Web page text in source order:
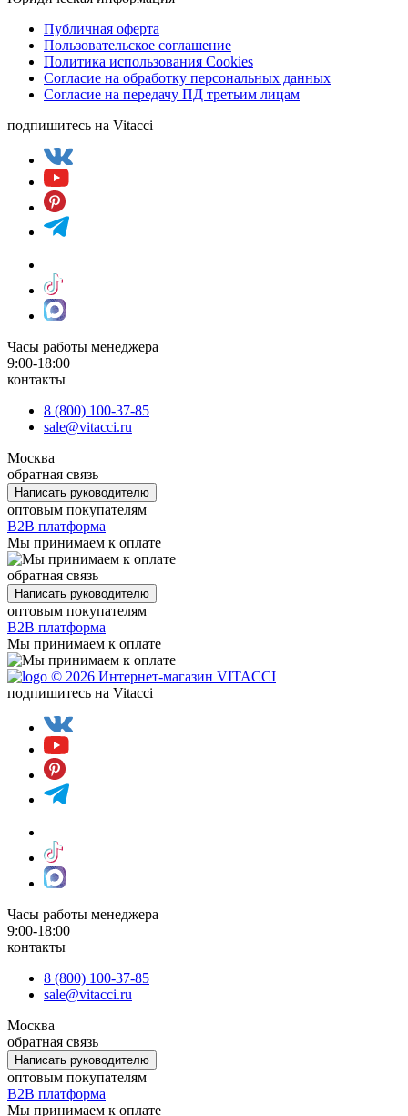
Публичная оферта
Пользовательское соглашение
Политика использования Cookies
Согласие на обработку персональных данных
Согласие на передачу ПД третьим лицам
подпишитесь на Vitacci
Часы работы менеджера
9:00-18:00
контакты
8 (800) 100-37-85
sale@vitacci.ru
Москва
обратная связь
Написать руководителю
оптовым покупателям
B2B платформа
Мы принимаем к оплате
обратная связь
Написать руководителю
оптовым покупателям
B2B платформа
Мы принимаем к оплате
© 2026 Интернет-магазин VITACCI
подпишитесь на Vitacci
Часы работы менеджера
9:00-18:00
контакты
8 (800) 100-37-85
sale@vitacci.ru
Москва
обратная связь
Написать руководителю
оптовым покупателям
B2B платформа
Мы принимаем к оплате